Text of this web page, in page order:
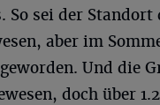
So sei der
aber im
Und die
doch über